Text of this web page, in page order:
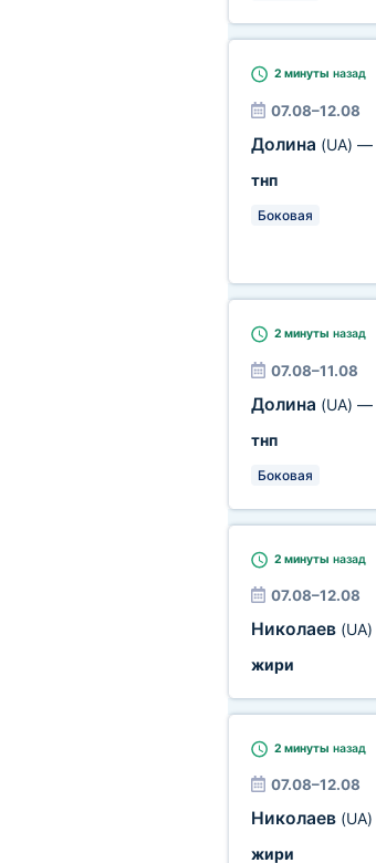
2 минуты назад
07.08–12.08
Долина (UA) —
тнп
Боковая
2 минуты назад
07.08–11.08
Долина (UA) —
тнп
Боковая
2 минуты назад
07.08–12.08
Николаев (UA)
жири
2 минуты назад
07.08–12.08
Николаев (UA)
жири